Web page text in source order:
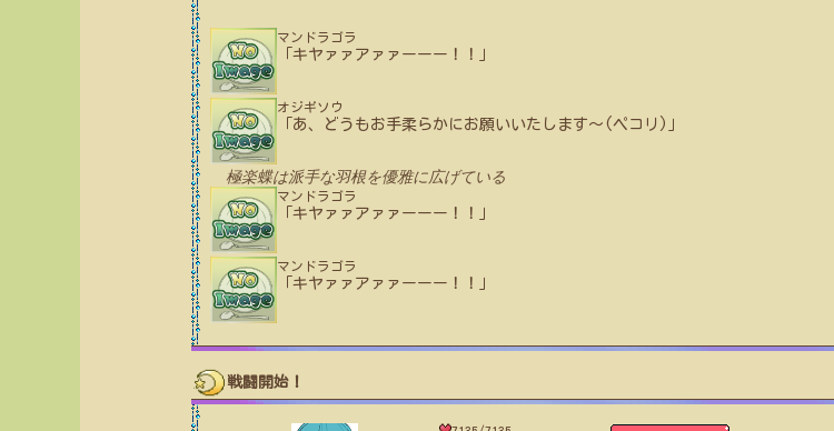
マンドラゴラ
「キヤァァアァァーーー！！」
オジギソウ
「あ、どうもお手柔らかにお願いいたします〜(ペコリ)」
極楽蝶は派手な羽根を優雅に広げている
マンドラゴラ
「キヤァァアァァーーー！！」
マンドラゴラ
「キヤァァアァァーーー！！」
戦闘開始！